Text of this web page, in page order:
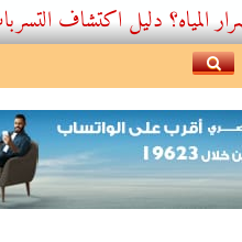
اكتشاف التسربات وأفضل...